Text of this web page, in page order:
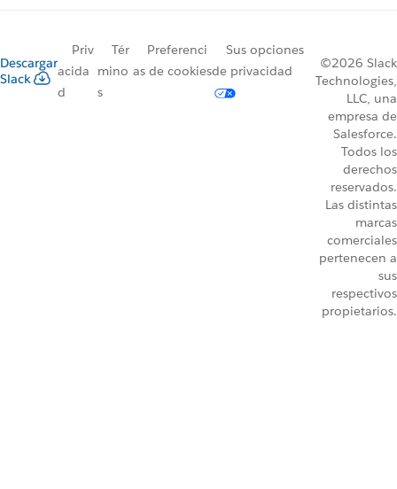
Descargar
Slack
Priv
acida
d
Tér
mino
s
Preferenci
as de cookies
Sus opciones
de privacidad
©2026 Slack
Technologies,
LLC, una
empresa de
Salesforce.
Todos los
derechos
reservados.
Las distintas
marcas
comerciales
pertenecen a
sus
respectivos
propietarios.